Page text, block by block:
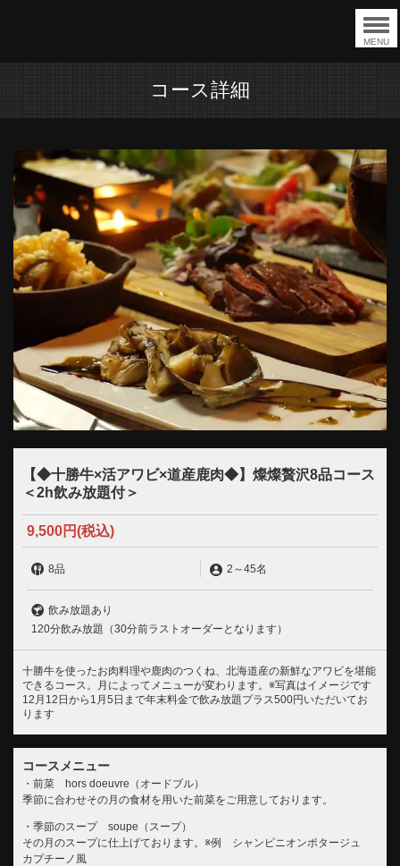
MENU
コース詳細
【◆十勝牛×活アワビ×道産鹿肉◆】燦燦贅沢8品コース
＜2h飲み放題付＞
9,500円(税込)
8品 2 ～45名
飲み放題あり
120分飲み放題（30分前ラストオーダーとなります）
十勝牛を使ったお肉料理や鹿肉のつくね、北海道産の新鮮なアワビを堪能
できるコース。月によってメニューが変わります。※写真はイメージです
12月12日から1月5日まで年末料金で飲み放題プラス500円いただいてお
ります
コースメニュー
・前菜 hors doeuvre（オードブル）
季節に合わせその月の食材を用いた前菜をご用意しております。
・季節のスープ soupe（スープ）
その月のスープに仕上げております。※例 シャンピニオンポタージュ
カプチーノ風